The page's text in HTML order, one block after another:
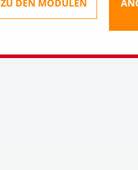
ZU DEN MODULEN